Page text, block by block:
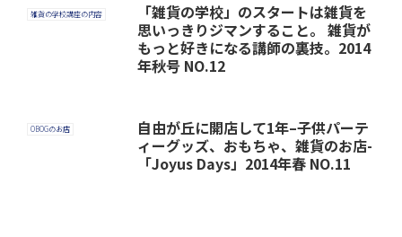
雑貨の学校講座の内容
「雑貨の学校」のスタートは雑貨を
思いっきりジマンすること。 雑貨が
もっと好きになる講師の裏技。2014
年秋号 NO.12
OBOGのお店
自由が丘に開店して1年–子供パーテ
ィーグッズ、おもちゃ、雑貨のお店-
「Joyus Days」2014年春 NO.11